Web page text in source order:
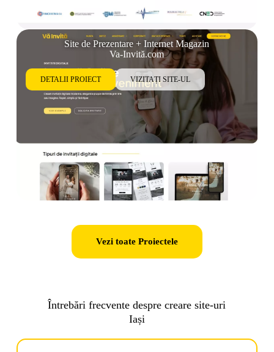
Site de Prezentare + Internet Magazin
Va-Invită.com
DETALII PROIECT VIZITAȚI SITE-UL
Vezi toate Proiectele
Întrebări frecvente despre creare site-uri
Iași